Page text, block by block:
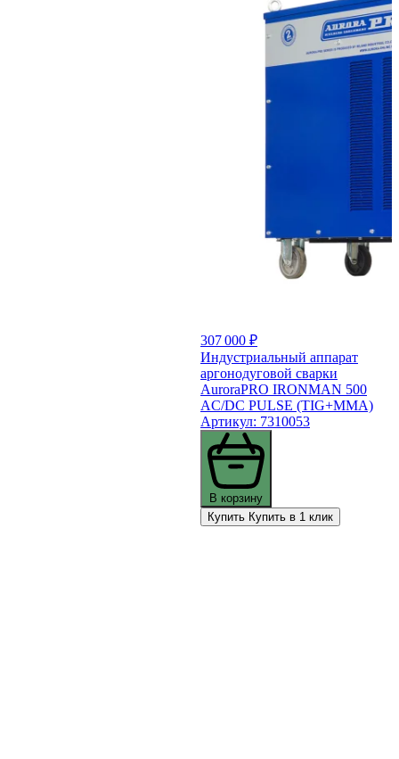
307 000 ₽
Индустриальный аппарат
аргонодуговой сварки
AuroraPRO IRONMAN 500
AC/DC PULSE (TIG+MMA)
Артикул: 7310053
В корзину
Купить Купить в 1 клик